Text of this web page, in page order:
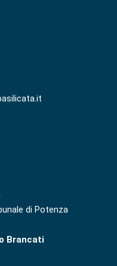
di Potenza
Brancati